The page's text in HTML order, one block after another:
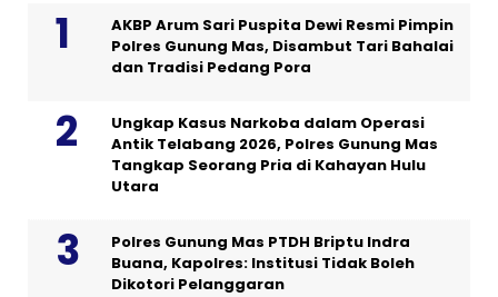
AKBP Arum Sari Puspita Dewi Resmi Pimpin
Polres Gunung Mas, Disambut Tari Bahalai
dan Tradisi Pedang Pora
Ungkap Kasus Narkoba dalam Operasi
Antik Telabang 2026, Polres Gunung Mas
Tangkap Seorang Pria di Kahayan Hulu
Utara
Polres Gunung Mas PTDH Briptu Indra
Buana, Kapolres: Institusi Tidak Boleh
Dikotori Pelanggaran